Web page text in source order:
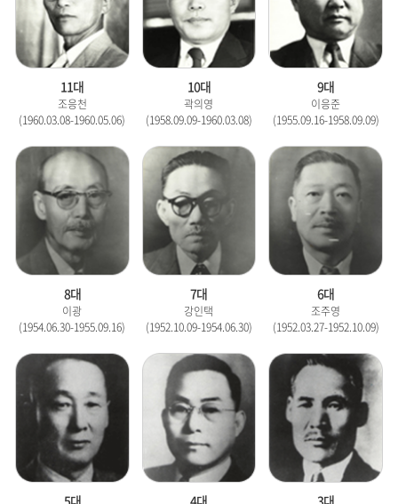
11대
조응천
(1960.03.08-1960.05.06)
10대
곽의영
(1958.09.09-1960.03.08)
9대
이응준
(1955.09.16-1958.09.09)
8대
이광
(1954.06.30-1955.09.16)
7대
강인택
(1952.10.09-1954.06.30)
6대
조주영
(1952.03.27-1952.10.09)
5대 4대 3대